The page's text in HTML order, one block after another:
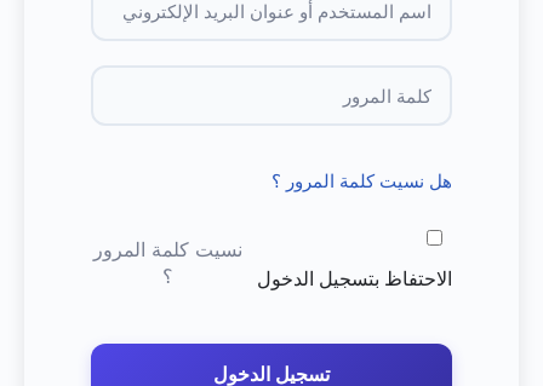
هل نسيت كلمة المرور ؟
الاحتفاظ بتسجيل الدخول
نسيت كلمة المرور
؟
تسجيل الدخول